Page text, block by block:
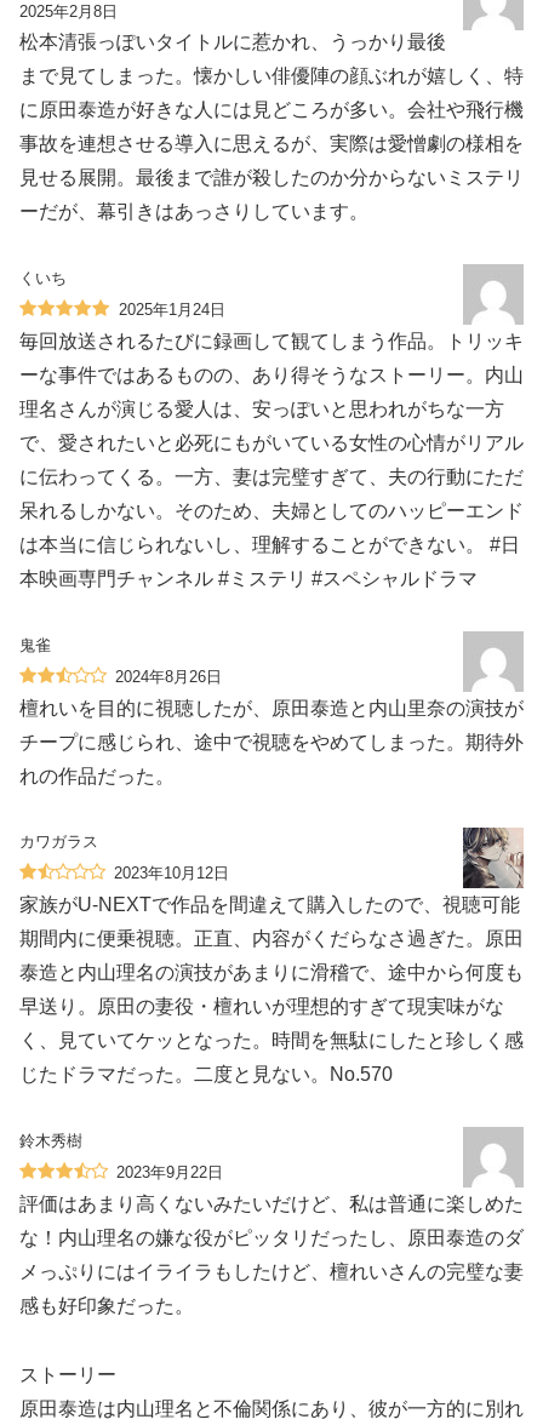
2025年2月8日
松本清張っぽいタイトルに惹かれ、うっかり最後
まで見てしまった。懐かしい俳優陣の顔ぶれが嬉しく、特
に原田泰造が好きな人には見どころが多い。会社や飛行機
事故を連想させる導入に思えるが、実際は愛憎劇の様相を
見せる展開。最後まで誰が殺したのか分からないミステリ
ーだが、幕引きはあっさりしています。
くいち
2025年1月24日
毎回放送されるたびに録画して観てしまう作品。トリッキ
ーな事件ではあるものの、あり得そうなストーリー。内山
理名さんが演じる愛人は、安っぽいと思われがちな一方
で、愛されたいと必死にもがいている女性の心情がリアル
に伝わってくる。一方、妻は完璧すぎて、夫の行動にただ
呆れるしかない。そのため、夫婦としてのハッピーエンド
は本当に信じられないし、理解することができない。 #日
本映画専門チャンネル #ミステリ #スペシャルドラマ
鬼雀
2024年8月26日
檀れいを目的に視聴したが、原田泰造と内山里奈の演技が
チープに感じられ、途中で視聴をやめてしまった。期待外
れの作品だった。
カワガラス
2023年10月12日
家族がU-NEXTで作品を間違えて購入したので、視聴可能
期間内に便乗視聴。正直、内容がくだらなさ過ぎた。原田
泰造と内山理名の演技があまりに滑稽で、途中から何度も
早送り。原田の妻役・檀れいが理想的すぎて現実味がな
く、見ていてケッとなった。時間を無駄にしたと珍しく感
じたドラマだった。二度と見ない。No.570
鈴木秀樹
2023年9月22日
評価はあまり高くないみたいだけど、私は普通に楽しめた
な！内山理名の嫌な役がピッタリだったし、原田泰造のダ
メっぷりにはイライラもしたけど、檀れいさんの完璧な妻
感も好印象だった。
ストーリー
原田泰造は内山理名と不倫関係にあり、彼が一方的に別れ